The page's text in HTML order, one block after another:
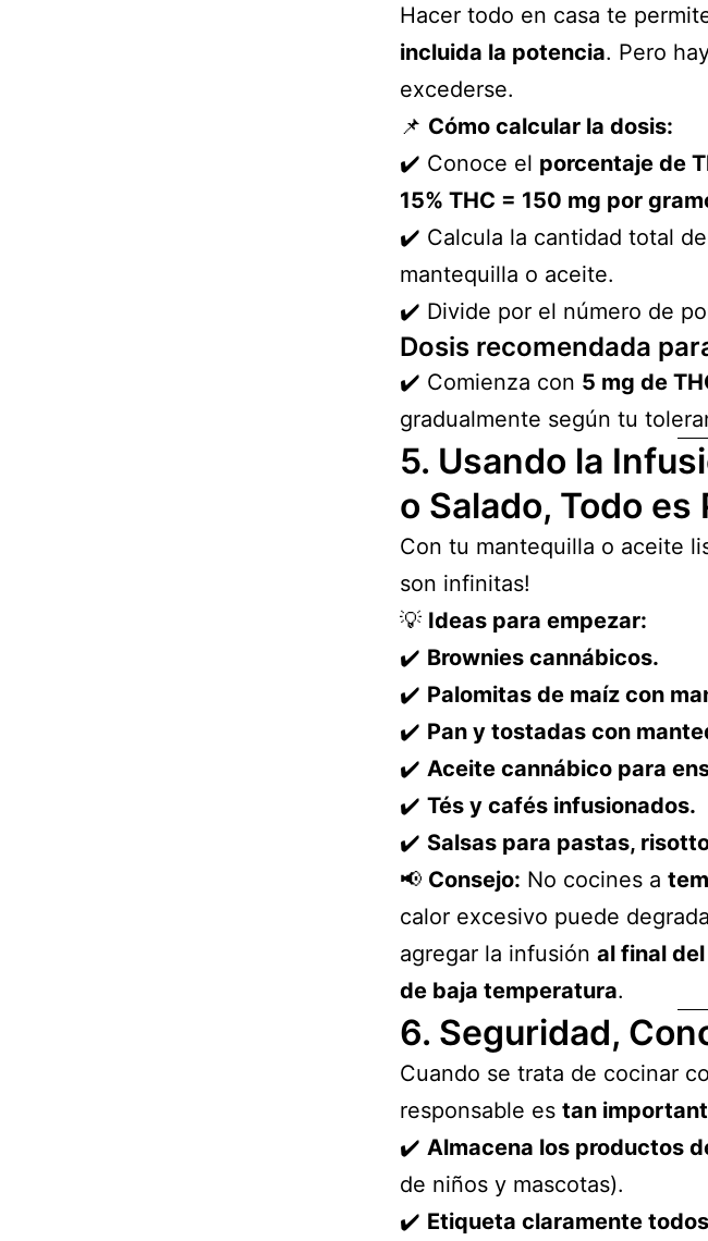
Hacer todo en casa te
incluida la potencia. Pero
excederse.
📌 Cómo calcular la dosis:
✔️ Conoce el porcentaje de
15% THC = 150 mg por
✔️ Calcula la cantidad total de
mantequilla o aceite.
✔️ Divide por el número de
Dosis recomendada
✔️ Comienza con 5 mg de
gradualmente según tu
5. Usando la
o Salado, Todo es
Con tu mantequilla o aceite
son infinitas!
💡 Ideas para empezar:
✔️ Brownies cannábicos.
✔️ Palomitas de maíz con
✔️ Pan y tostadas con
✔️ Aceite cannábico para
✔️ Tés y cafés infusionados.
✔️ Salsas para pastas,
📢 Consejo: No cocines a
calor excesivo puede
agregar la infusión al final
de baja temperatura.
6. Seguridad,
Cuando se trata de cocinar
responsable es tan
✔️ Almacena los productos
de niños y mascotas).
✔️ Etiqueta claramente